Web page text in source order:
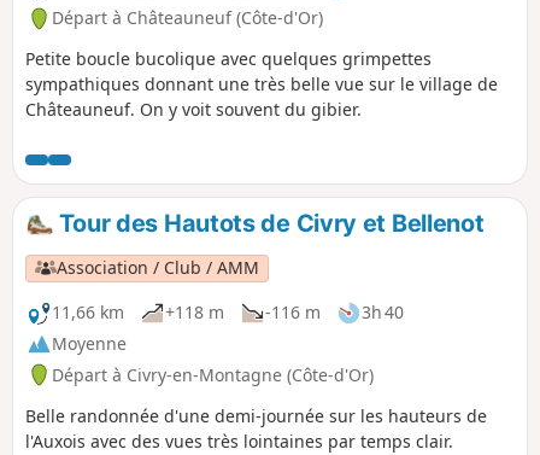
Départ à Châteauneuf (Côte-d'Or)
Petite boucle bucolique avec quelques grimpettes
sympathiques donnant une très belle vue sur le village de
Châteauneuf. On y voit souvent du gibier.
Tour des Hautots de Civry et Bellenot
Association / Club / AMM
11,66 km
+118 m -116 m
3h 40
Moyenne
Départ à Civry-en-Montagne (Côte-d'Or)
Belle randonnée d'une demi-journée sur les hauteurs de
l'Auxois avec des vues très lointaines par temps clair.